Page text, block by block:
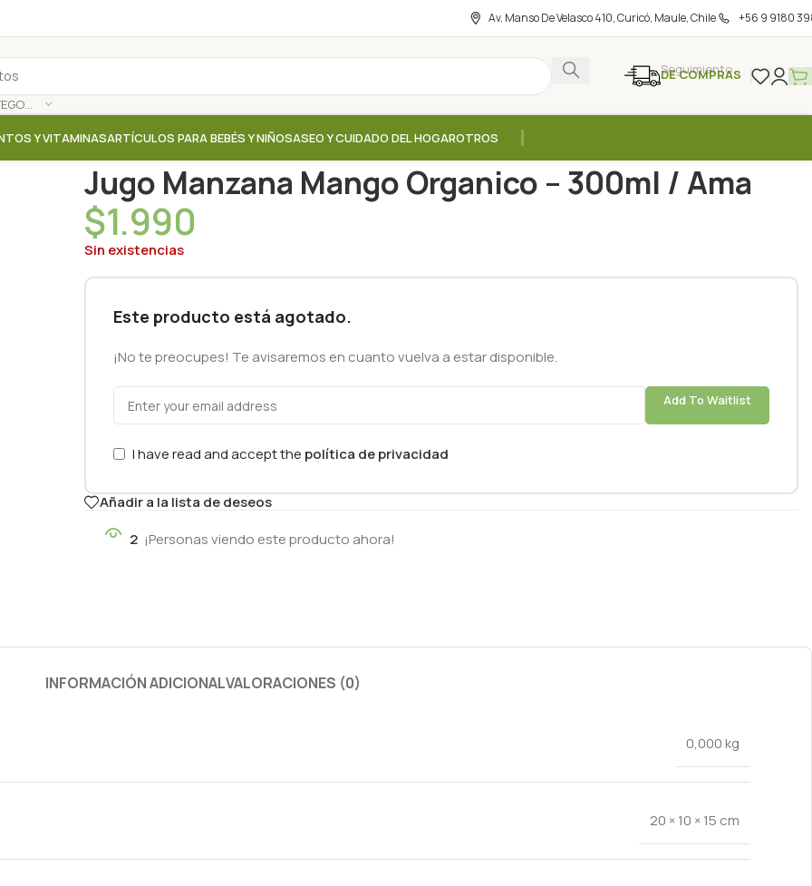
Av. Manso De Velasco 410, Curicó, Maule, Chile +56 9 9180
SELECCIONAR CATEGORÍA
Seguimiento
DE COMPRAS
Y VITAMINASARTÍCULOS PARA BEBÉS Y NIÑOSASEO Y CUIDADO DEL HOGAROTROS
Jugo Manzana Mango Organico – 300ml / Ama
$1.990
Sin existencias
Este producto está agotado.
¡No te preocupes! Te avisaremos en cuanto vuelva a estar disponible.
Add To Waitlist
I have read and accept the política de privacidad
Añadir a la lista de deseos
2 ¡Personas viendo este producto ahora!
INFORMACIÓN ADICIONALVALORACIONES (0)
0,000 kg
20 × 10 × 15 cm